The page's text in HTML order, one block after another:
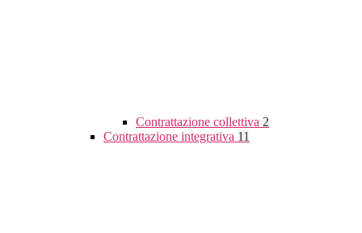
Contrattazione collettiva 2
Contrattazione integrativa 11